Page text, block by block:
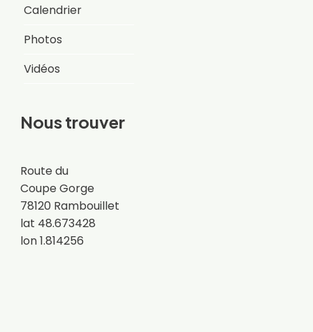
Calendrier
Photos
Vidéos
Nous trouver
Route du
Coupe Gorge
78120 Rambouillet
lat 48.673428
lon 1.814256